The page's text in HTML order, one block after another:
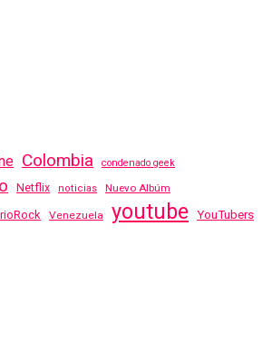
Colombia condenado geek
Netflix noticias Nuevo Albúm
Venezuela youtube YouTubers